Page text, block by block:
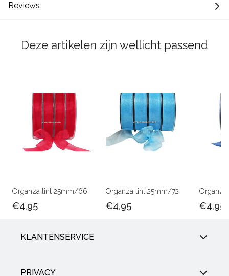
Reviews
Deze artikelen zijn wellicht passend
Organza lint 25mm/66
€4,95
Organza lint 25mm/72
€4,95 €4,95
KLANTENSERVICE
PRIVACY